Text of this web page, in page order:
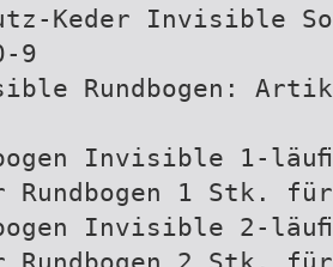
Keder Invisible
9
Rundbogen:
Invisible 1-
Rundbogen 1 Stk.
Invisible 2-